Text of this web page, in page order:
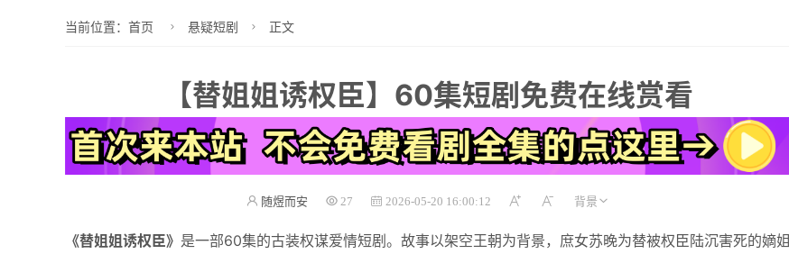
当前位置： 首页 悬疑短剧 正文
【替姐姐诱权臣】60集短剧免费在线赏看
随煜而安 27 2026-05-20 16:00:12
《替姐姐诱权臣》 是一部60集的古装权谋爱情短剧。故事以架空王朝为背景，庶女苏晚为替被权臣陆沉害死的嫡姐